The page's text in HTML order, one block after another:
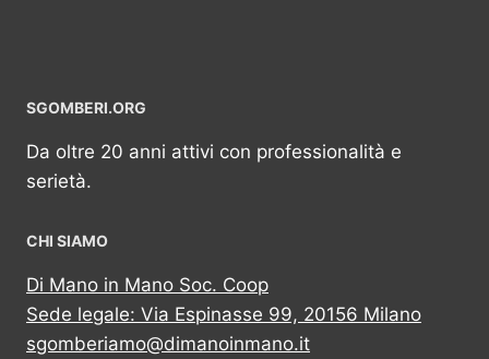
SGOMBERI.ORG
Da oltre 20 anni attivi con professionalità e
serietà.
CHI SIAMO
Di Mano in Mano Soc. Coop
Sede legale: Via Espinasse 99, 20156 Milano
sgomberiamo@dimanoinmano.it